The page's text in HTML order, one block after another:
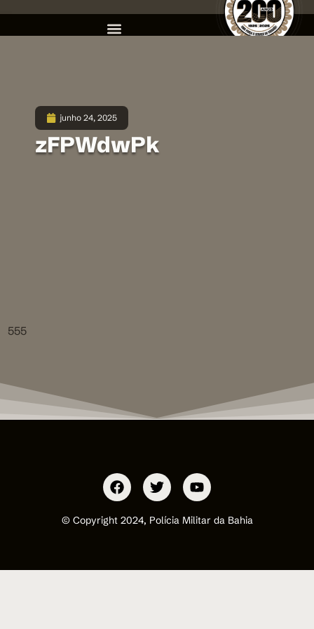
junho 24, 2025
zFPWdwPk
555
© Copyright 2024, Polícia Militar da Bahia